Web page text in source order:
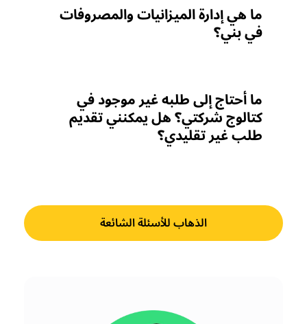
ما هي إدارة الميزانيات والمصروفات
في بني؟
ما أحتاج إلى طلبه غير موجود في
كتالوج شركتي؟ هل يمكنني تقديم
طلب غير تقليدي؟
الذهاب للأسئلة الشائعة